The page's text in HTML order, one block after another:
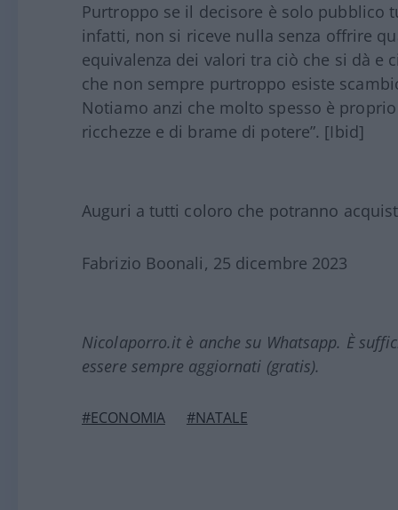
Purtroppo se il decisore è solo pubblico
infatti, non si riceve nulla senza offrire
equivalenza dei valori tra ciò che si dà e
che non sempre purtroppo esiste
Notiamo anzi che molto spesso è
ricchezze e di brame di potere”. [Ibid]
Auguri a tutti coloro che potranno
Fabrizio Boonali, 25 dicembre 2023
Nicolaporro.it è anche su Whatsapp. È
essere sempre aggiornati (gratis).
#ECONOMIA #NATALE